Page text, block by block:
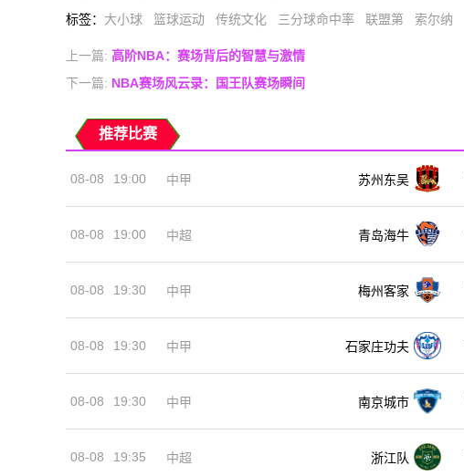
标签： 大小球 篮球运动 传统文化 三分球命中率 联盟第 索尔纳
上一篇: 高阶NBA：赛场背后的智慧与激情
下一篇: NBA赛场风云录：国王队赛场瞬间
推荐比赛
08-08 19:00 中甲 苏州东吴
08-08 19:00 中超 青岛海牛
08-08 19:30 中甲 梅州客家
08-08 19:30 中甲 石家庄功夫
08-08 19:30 中甲 南京城市
08-08 19:35 中超 浙江队